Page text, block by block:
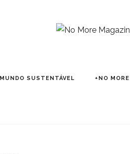
MUNDO SUSTENTÁVEL +NO MORE